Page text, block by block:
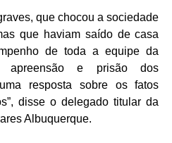
que chocou a sociedade
que haviam saído de casa
de toda a equipe da
apreensão e prisão dos
resposta sobre os fatos
disse o delegado titular da
Albuquerque.